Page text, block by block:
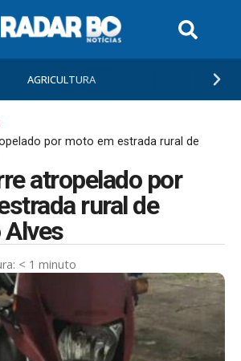
AGRICULTURA
por moto em estrada rural de
atropelado por
rural de
< 1 minuto